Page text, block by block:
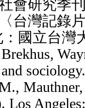
會研究季
台灣記錄
：國立台灣
Los